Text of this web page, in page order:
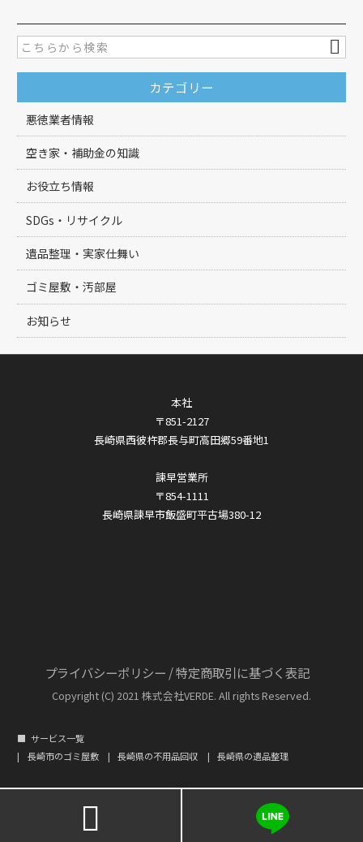
カテゴリー
悪徳業者情報
空き家・補助金の知識
お役立ち情報
SDGs・リサイクル
遺品整理・実家仕舞い
ゴミ屋敷・汚部屋
お知らせ
本社
〒851-2127
長崎県西彼杵郡長与町高田郷59番地1
諫早営業所
〒854-1111
長崎県諫早市飯盛町平古場380-12
プライバシーポリシー /特定商取引に基づく表記
Copyright (C) 2021 株式会社VERDE. All rights Reserved.
サービス一覧
長崎市のゴミ屋敷
長崎県の不用品回収 長崎県の遺品整理
